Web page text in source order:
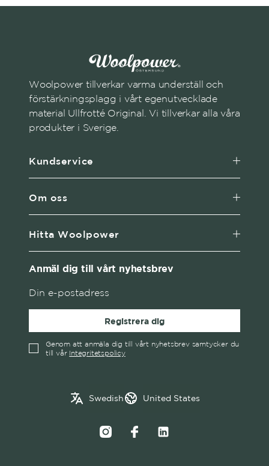
Woolpower tillverkar varma underställ och
förstärkningsplagg i vårt egenutvecklade
material Ullfrotté Original. Vi tillverkar alla våra
produkter i Sverige.
Kundservice
Om oss
Hitta Woolpower
Anmäl dig till vårt nyhetsbrev
Registrera dig
Genom att anmäla dig till vårt nyhetsbrev samtycker du
till vår Integritetspolicy
Swedish
✓
Swedish
United States
Belgium
Croatia